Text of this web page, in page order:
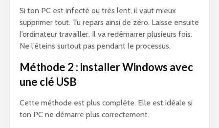
Si ton PC est infecté ou très lent, il vaut mieux
supprimer tout. Tu repars ainsi de zéro. Laisse ensuite
l’ordinateur travailler. Il va redémarrer plusieurs fois.
Ne l’éteins surtout pas pendant le processus.
Méthode 2 : installer Windows avec
une clé USB
Cette méthode est plus complète. Elle est idéale si
ton PC ne démarre plus correctement.